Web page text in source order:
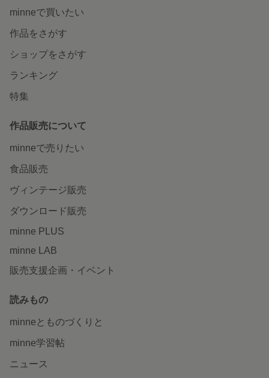
minneで買いたい
作品をさがす
ショップをさがす
ランキング
特集
作品販売について
minneで売りたい
食品販売
ヴィンテージ販売
ダウンロード販売
minne PLUS
minne LAB
販売支援企画・イベント
読みもの
minneとものづくりと
minne学習帖
ニュース